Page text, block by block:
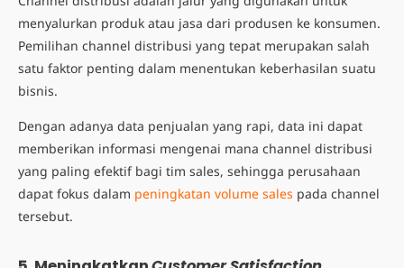
menyalurkan produk atau jasa dari produsen ke konsumen.
Pemilihan channel distribusi yang tepat merupakan salah
satu faktor penting dalam menentukan keberhasilan suatu
bisnis.
Dengan adanya data penjualan yang rapi, data ini dapat
memberikan informasi mengenai mana channel distribusi
yang paling efektif bagi tim sales, sehingga perusahaan
dapat fokus dalam peningkatan volume sales pada channel
tersebut.